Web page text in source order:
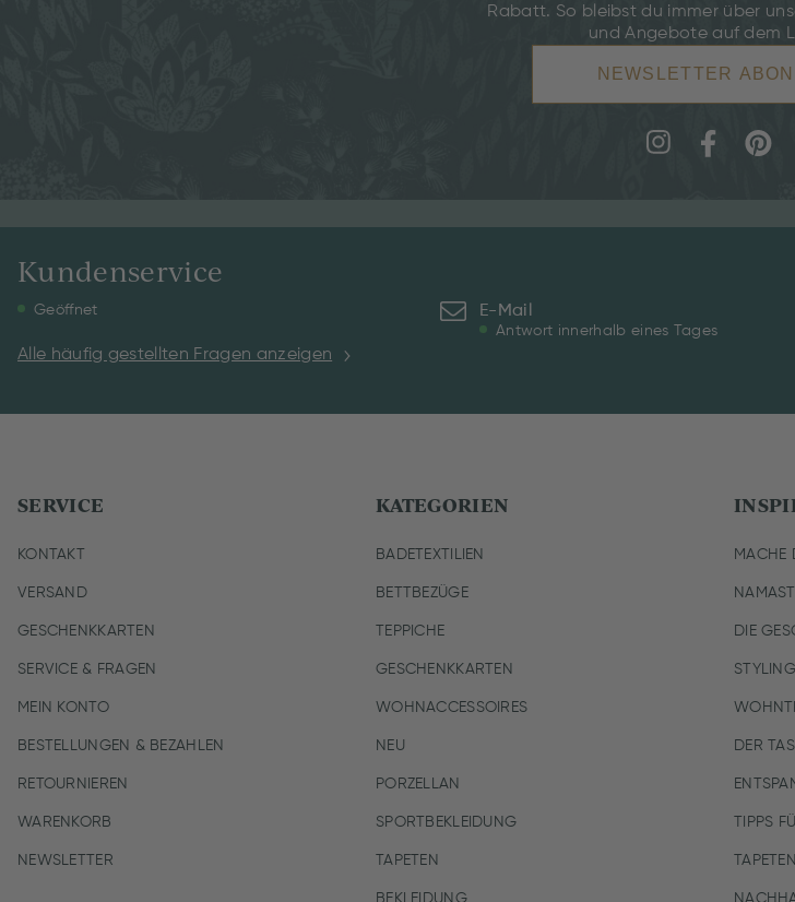
Rabatt. So bleibst du immer über
und Angebote auf dem
NEWSLETTER
Kundenservice
Geöffnet
Alle häufig gestellten Fragen anzeigen
E-Mail
Antwort innerhalb eines Tages
SERVICE
KONTAKT
VERSAND
GESCHENKKARTEN
SERVICE & FRAGEN
MEIN KONTO
BESTELLUNGEN & BEZAHLEN
RETOURNIEREN
WARENKORB
NEWSLETTER
KATEGORIEN
BADETEXTILIEN
BETTBEZÜGE
TEPPICHE
GESCHENKKARTEN
WOHNACCESSOIRES
NEU
PORZELLAN
SPORTBEKLEIDUNG
TAPETEN
BEKLEIDUNG
MACHE
DIE
DER
TIPPS